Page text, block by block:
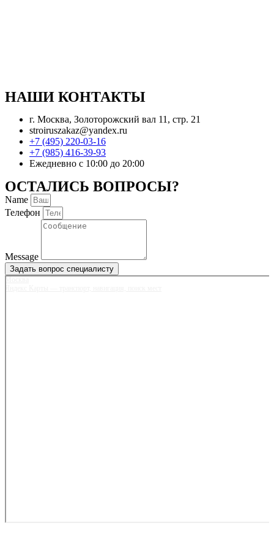
НАШИ КОНТАКТЫ
г. Москва, Золоторожский вал 11, стр. 21
stroiruszakaz@yandex.ru
+7 (495) 220-03-16
+7 (985) 416-39-93
Ежедневно с 10:00 до 20:00
ОСТАЛИСЬ ВОПРОСЫ?
Name
Телефон
Message
Задать вопрос специалисту
Москва